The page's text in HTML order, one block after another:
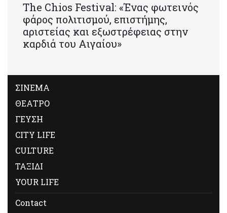
Τhe Chios Festival: «Ένας φωτεινός
φάρος πολιτισμού, επιστήμης,
αριστείας και εξωστρέφειας στην
καρδιά του Αιγαίου»
ΣΙΝΕΜΑ
ΘΕΑΤΡΟ
ΓΕΥΣΗ
CITY LIFE
CULTURE
ΤΑΞΙΔΙ
YOUR LIFE
Contact